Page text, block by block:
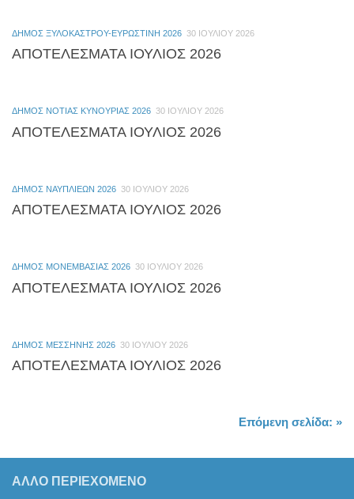
ΔΉΜΟΣ ΞΥΛΟΚΆΣΤΡΟΥ-ΕΥΡΩΣΤΊΝΗ 2026 30 ΙΟΥΛΊΟΥ 2026
ΑΠΟΤΕΛΕΣΜΑΤΑ ΙΟΥΛΙΟΣ 2026
ΔΉΜΟΣ ΝΌΤΙΑΣ ΚΥΝΟΥΡΊΑΣ 2026 30 ΙΟΥΛΊΟΥ 2026
ΑΠΟΤΕΛΕΣΜΑΤΑ ΙΟΥΛΙΟΣ 2026
ΔΉΜΟΣ ΝΑΥΠΛΙΈΩΝ 2026 30 ΙΟΥΛΊΟΥ 2026
ΑΠΟΤΕΛΕΣΜΑΤΑ ΙΟΥΛΙΟΣ 2026
ΔΉΜΟΣ ΜΟΝΕΜΒΑΣΙΆΣ 2026 30 ΙΟΥΛΊΟΥ 2026
ΑΠΟΤΕΛΕΣΜΑΤΑ ΙΟΥΛΙΟΣ 2026
ΔΉΜΟΣ ΜΕΣΣΉΝΗΣ 2026 30 ΙΟΥΛΊΟΥ 2026
ΑΠΟΤΕΛΕΣΜΑΤΑ ΙΟΥΛΙΟΣ 2026
Επόμενη σελίδα: »
ΆΛΛΟ ΠΕΡΙΕΧΟΜΕΝΟ